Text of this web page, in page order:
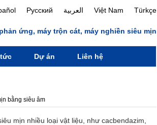
Русский العربية Việt Nam Türkçe
ứng, máy trộn cát, máy nghiền siêu mịn
Dự án Liên hệ
bằng siêu âm
mịn nhiều loại vật liệu, như cacbendazim,